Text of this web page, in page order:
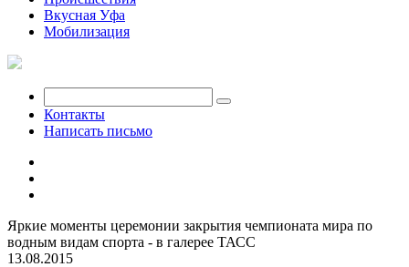
Вкусная Уфа
Мобилизация
Контакты
Написать письмо
Яркие моменты церемонии закрытия чемпионата мира по
водным видам спорта - в галерее ТАСС
13.08.2015